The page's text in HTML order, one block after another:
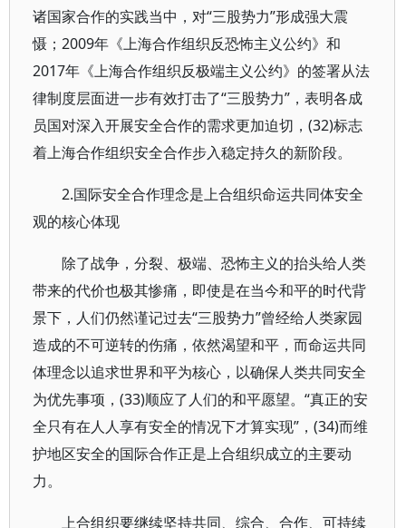
诸国家合作的实践当中，对“三股势力”形成强大震
慑；2009年《上海合作组织反恐怖主义公约》和
2017年《上海合作组织反极端主义公约》的签署从法
律制度层面进一步有效打击了“三股势力”，表明各成
员国对深入开展安全合作的需求更加迫切，(32)标志
着上海合作组织安全合作步入稳定持久的新阶段。
2.国际安全合作理念是上合组织命运共同体安全
观的核心体现
除了战争，分裂、极端、恐怖主义的抬头给人类
带来的代价也极其惨痛，即使是在当今和平的时代背
景下，人们仍然谨记过去“三股势力”曾经给人类家园
造成的不可逆转的伤痛，依然渴望和平，而命运共同
体理念以追求世界和平为核心，以确保人类共同安全
为优先事项，(33)顺应了人们的和平愿望。“真正的安
全只有在人人享有安全的情况下才算实现”，(34)而维
护地区安全的国际合作正是上合组织成立的主要动
力。
上合组织要继续坚持共同、综合、合作、可持续